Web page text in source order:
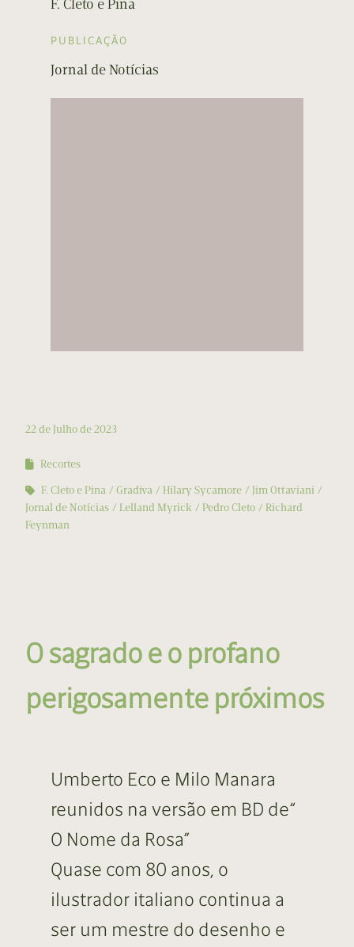
F. Cleto e Pina
PUBLICAÇÃO
Jornal de Notícias
22 de Julho de 2023
Recortes
F. Cleto e Pina
Gradiva Hilary Sycamore
Jim Ottaviani
Jornal de Notícias
Lelland Myrick Pedro Cleto
Richard
Feynman
O sagrado e o profano
perigosamente próximos
Umberto Eco e Milo Manara
reunidos na versão em BD de“
O Nome da Rosa”
Quase com 80 anos, o
ilustrador italiano continua a
ser um mestre do desenho e